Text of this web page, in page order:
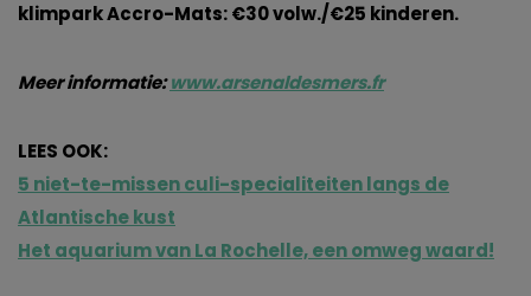
klimpark Accro-Mats: €30 volw./€25 kinderen.
Meer informatie:www.arsenaldesmers.fr
LEES OOK:
5 niet-te-missen culi-specialiteiten langs de
Atlantische kust
Het aquarium van La Rochelle, een omweg waard!